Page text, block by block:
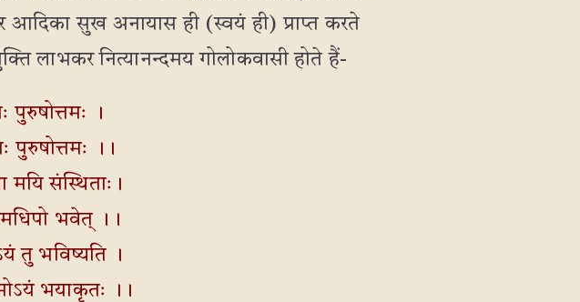
आदिका सुख अनायास ही (स्वयं ही) प्राप्त करते
लाभकर नित्यानन्दमय गोलोकवासी होते हैं-
पुरुषोत्तमः ।
पुरुषोत्तमः ।।
मयि संस्थिताः।
भवेत् ।।
तु भविष्यति ।
भयाकृतः ।।